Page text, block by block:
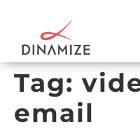
Tag:
email